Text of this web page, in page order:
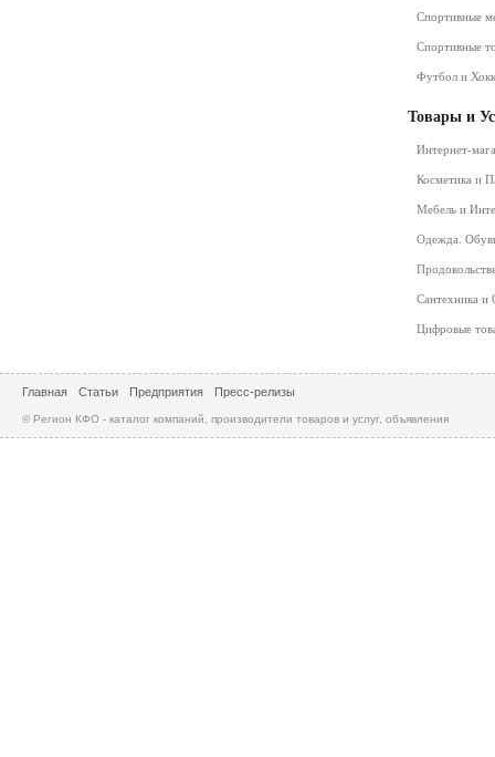
Спортивные
Спортивные
Футбол и
Товары и
Интернет-
Косметика и
Мебель и
Одежда.
Сантехника и
Цифровые
Главная Статьи Предприятия Пресс-релизы
© Регион КФО - каталог компаний, производители товаров и услуг, объявления